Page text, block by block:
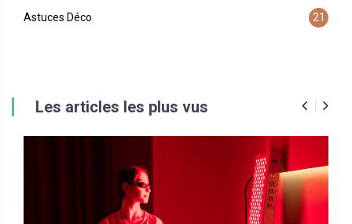
Astuces Déco 21
Les articles les plus vus